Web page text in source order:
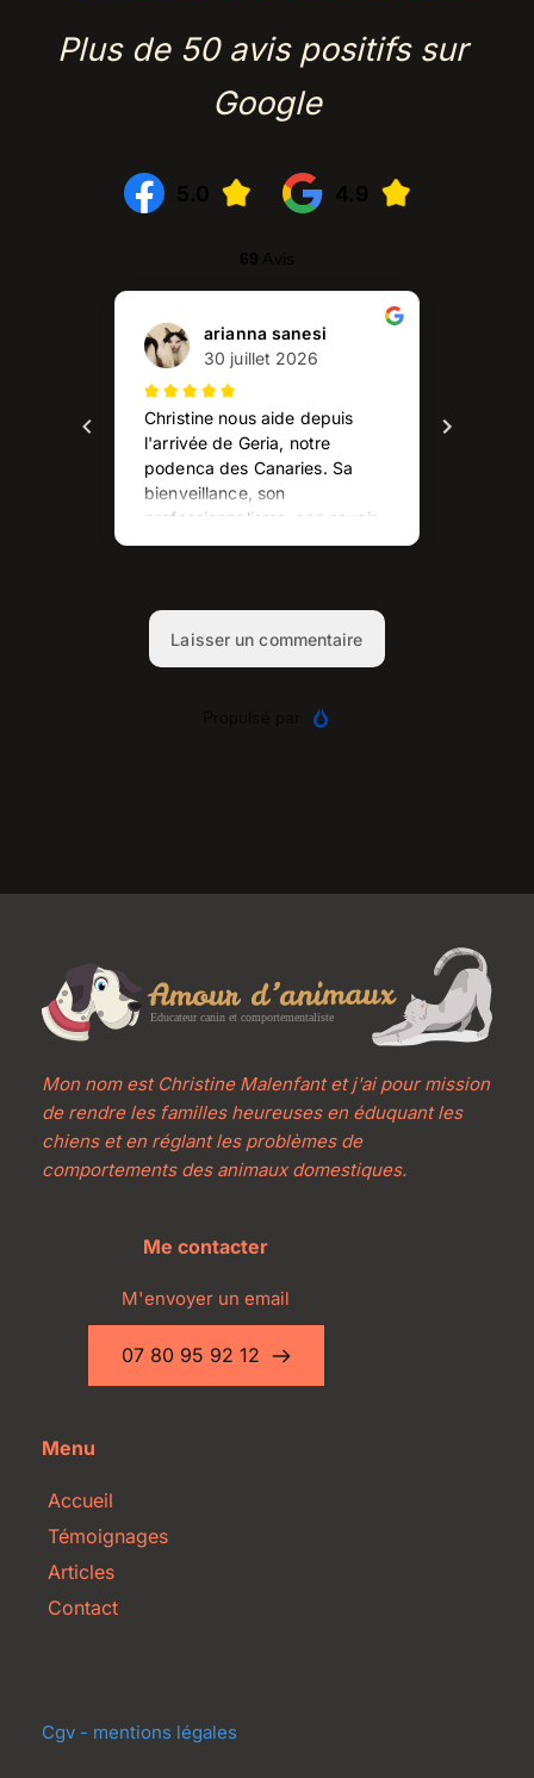
Plus de 50 avis positifs sur
Google
Mon nom est Christine Malenfant et j'ai pour mission
de rendre les familles heureuses en éduquant les
chiens et en réglant les problèmes de
comportements des animaux domestiques.
Me contacter
M'envoyer un email
07 80 95 92 12
Menu
Accueil
Témoignages
Articles
Contact
Cgv - mentions légales